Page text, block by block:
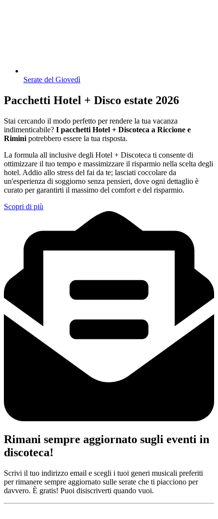
Serate del Giovedì
Pacchetti Hotel + Disco estate 2026
Stai cercando il modo perfetto per rendere la tua vacanza
indimenticabile? I pacchetti Hotel + Discoteca a Riccione e
Rimini potrebbero essere la tua risposta.
La formula all inclusive degli Hotel + Discoteca ti consente di
ottimizzare il tuo tempo e massimizzare il risparmio nella scelta degli
hotel. Addio allo stress del fai da te; lasciati coccolare da
un'esperienza di soggiorno senza pensieri, dove ogni dettaglio è
curato per garantirti il massimo del comfort e del risparmio.
Scopri di più
Rimani sempre aggiornato sugli eventi in
discoteca!
Scrivi il tuo indirizzo email e scegli i tuoi generi musicali preferiti
per rimanere sempre aggiornato sulle serate che ti piacciono per
davvero. È gratis! Puoi disiscriverti quando vuoi.